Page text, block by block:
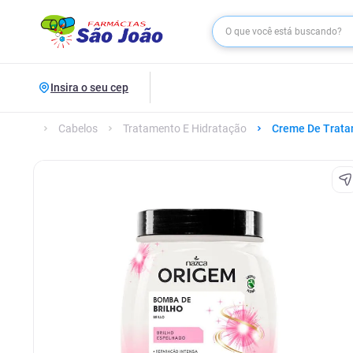
Insira o seu cep
Cabelos Tratamento E Hidratação Creme De